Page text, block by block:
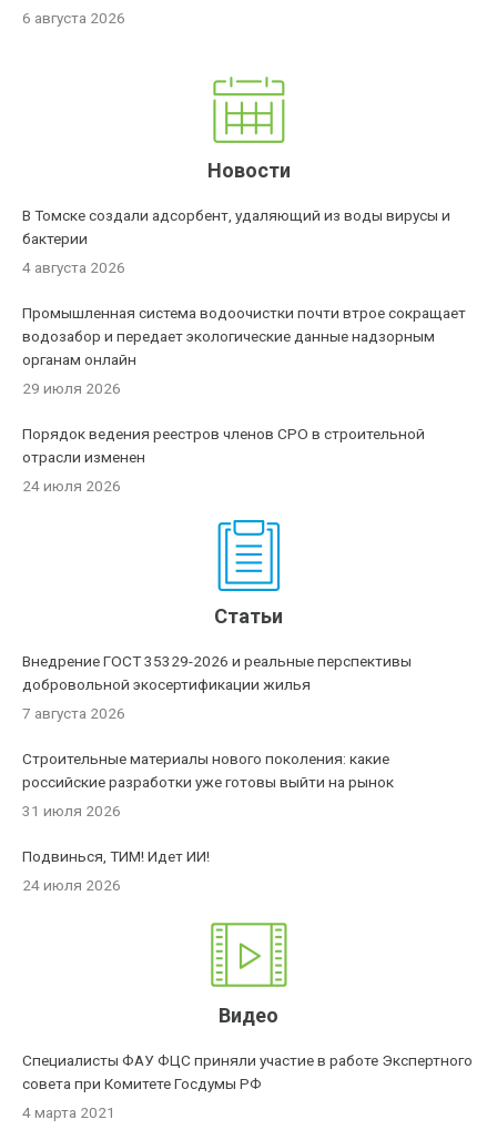
6 августа 2026
Новости
В Томске создали адсорбент, удаляющий из воды вирусы и
бактерии
4 августа 2026
Промышленная система водоочистки почти втрое сокращает
водозабор и передает экологические данные надзорным
органам онлайн
29 июля 2026
Порядок ведения реестров членов СРО в строительной
отрасли изменен
24 июля 2026
Статьи
Внедрение ГОСТ 35329-2026 и реальные перспективы
добровольной экосертификации жилья
7 августа 2026
Строительные материалы нового поколения: какие
российские разработки уже готовы выйти на рынок
31 июля 2026
Подвинься, ТИМ! Идет ИИ!
24 июля 2026
Видео
Специалисты ФАУ ФЦС приняли участие в работе Экспертного
совета при Комитете Госдумы РФ
4 марта 2021